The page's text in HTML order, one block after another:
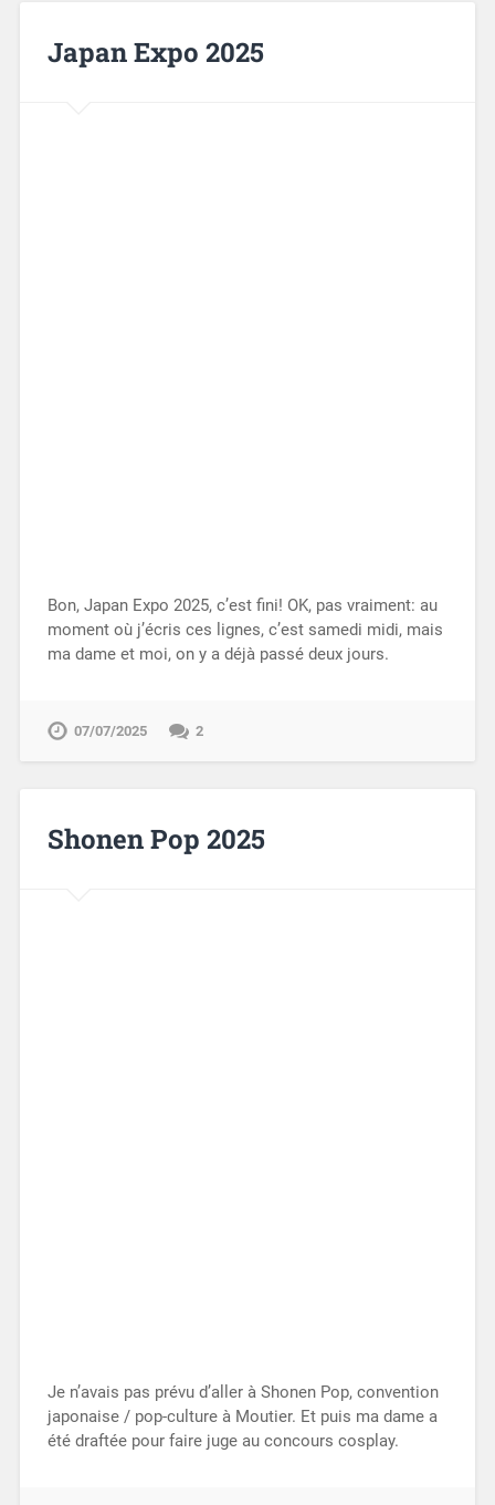
Japan Expo 2025
Bon, Japan Expo 2025, c’est fini! OK, pas vraiment: au
moment où j’écris ces lignes, c’est samedi midi, mais
ma dame et moi, on y a déjà passé deux jours.
07/07/2025 2
Shonen Pop 2025
Je n’avais pas prévu d’aller à Shonen Pop, convention
japonaise / pop-culture à Moutier. Et puis ma dame a
été draftée pour faire juge au concours cosplay.